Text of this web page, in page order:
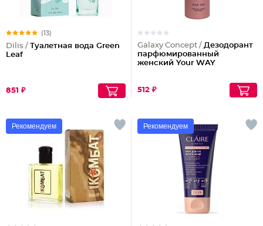
(13)
Dilis / Туалетная вода Green
Leaf
851 ₽
Galaxy Concept / Дезодорант
парфюмированный
женский Your WAY
512 ₽
Рекомендуем Рекомендуем